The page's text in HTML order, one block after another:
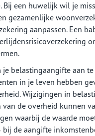
Bij een huwelijk wil je
gezamenlijke
aanpassen. Een
belastingaangifte aan te
in je leven hebben
Wijzigingen in
de overheid kunnen
waarbij de waarde
de aangifte